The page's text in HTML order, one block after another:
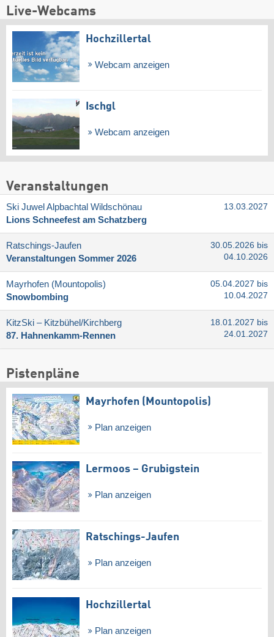
Live-Webcams
Hochzillertal
Webcam anzeigen
Ischgl
Webcam anzeigen
Veranstaltungen
Ski Juwel Alpbachtal Wildschönau
Lions Schneefest am Schatzberg
13.03.2027
Ratschings-Jaufen
Veranstaltungen Sommer 2026
30.05.2026 bis
04.10.2026
Mayrhofen (Mountopolis)
Snowbombing
05.04.2027 bis
10.04.2027
KitzSki – Kitzbühel/​Kirchberg
87. Hahnenkamm-Rennen
18.01.2027 bis
24.01.2027
Pistenpläne
Mayrhofen (Mountopolis)
Plan anzeigen
Lermoos – Grubigstein
Plan anzeigen
Ratschings-Jaufen
Plan anzeigen
Hochzillertal
Plan anzeigen